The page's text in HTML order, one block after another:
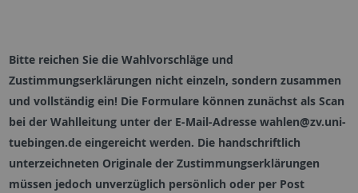
Bitte reichen Sie die Wahlvorschläge und
Zustimmungserklärungen nicht einzeln, sondern zusammen
und vollständig ein! Die Formulare können zunächst als Scan
bei der Wahlleitung unter der E-Mail-Adresse wahlen@zv.uni-
tuebingen.de eingereicht werden. Die handschriftlich
unterzeichneten Originale der Zustimmungserklärungen
müssen jedoch unverzüglich persönlich oder per Post